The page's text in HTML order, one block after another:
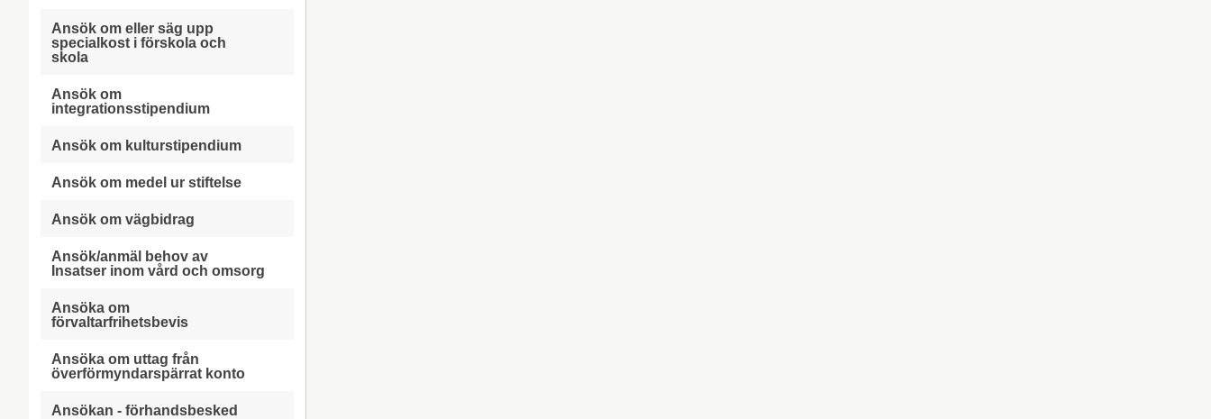
Ansök om eller säg upp
specialkost i förskola och
skola
Ansök om
integrationsstipendium
Ansök om kulturstipendium
Ansök om medel ur stiftelse
Ansök om vägbidrag
Ansök/anmäl behov av
Insatser inom vård och omsorg
Ansöka om
förvaltarfrihetsbevis
Ansöka om uttag från
överförmyndarspärrat konto
Ansökan - förhandsbesked